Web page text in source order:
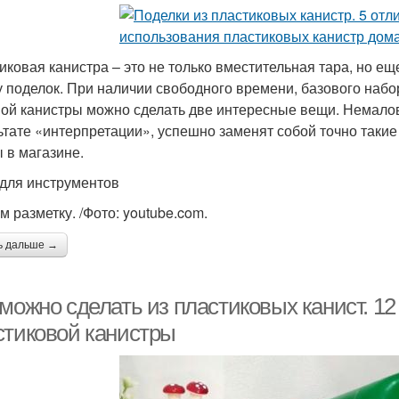
канистра – это не только вместительная тара, но
поделок. При наличии свободного времени, базового
канистры можно сделать две интересные вещи.
«интерпретации», успешно заменят собой точно
магазине.
инструментов
разметку. /Фото: youtube.com.
дальше →
сделать из пластиковых канист.
канистры